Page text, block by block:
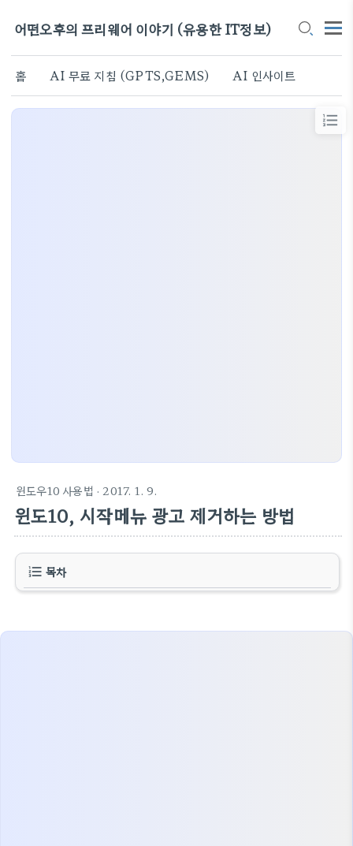
어떤오후의 프리웨어 이야기 (유용한 IT정보)
홈 AI 무료 지침 (GPTS,GEMS) AI 인사이트
윈도우10 사용법 · 2017. 1. 9.
윈도10, 시작메뉴 광고 제거하는 방법
목차